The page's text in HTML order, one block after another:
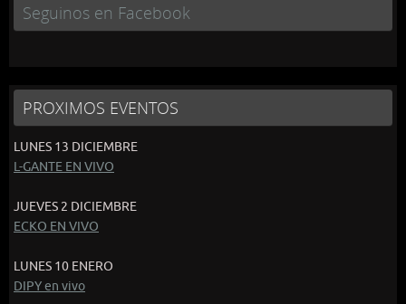
Seguinos en Facebook
PROXIMOS EVENTOS
LUNES 13 DICIEMBRE
L-GANTE EN VIVO
JUEVES 2 DICIEMBRE
ECKO EN VIVO
LUNES 10 ENERO
DIPY en vivo